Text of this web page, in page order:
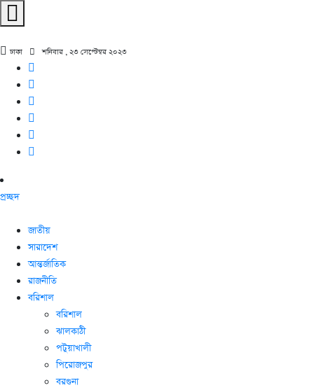
ঢাকা শনিবার , ২৩ সেপ্টেম্বর ২০২৩
প্রচ্ছদ
জাতীয়
সারাদেশ
আন্তর্জাতিক
রাজনীতি
বরিশাল
বরিশাল
ঝালকাঠী
পটুয়াখালী
পিরোজপুর
বরগুনা